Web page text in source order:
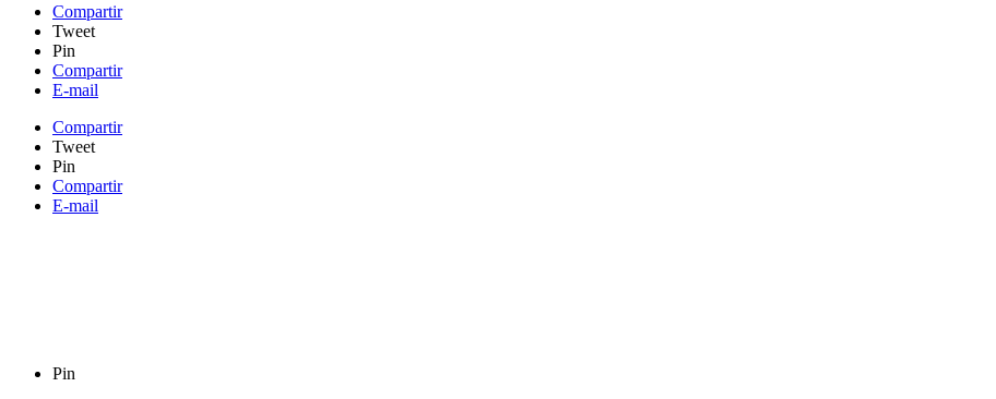
Compartir
Tweet
Pin
Compartir
E-mail
Compartir
Tweet
Pin
Compartir
E-mail
Pin